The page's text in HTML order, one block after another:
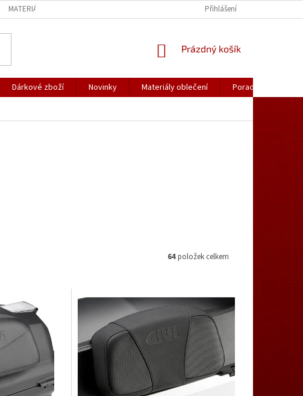
MATERIÁLY OBLEČENÍ KATALOGY (.PDF)Přihlášení
NÁKUPNÍ
Prázdný košík
Dárkové zboží Novinky Materiály oblečení Poradna
64položek celkem